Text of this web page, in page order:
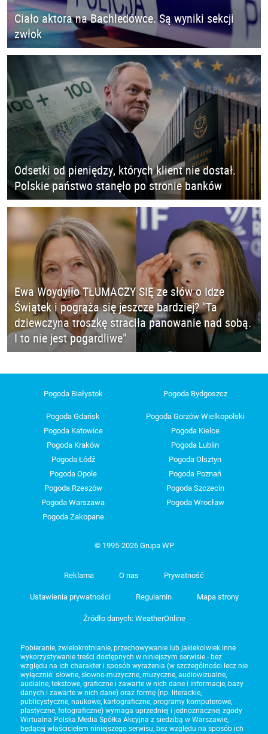
Ciało aktora na Bachledówce. Są wyniki sekcji
zwłok
Odsetki od pieniędzy, których klient nie dostał.
Polskie państwo stanęło po stronie banków
Ewa Woydyłło TŁUMACZY SIĘ ze słów o Idze
Świątek i pogrąża się jeszcze bardziej? "Ta
dziewczyna troszkę straciła panowanie nad sobą.
I to nie jest pogardliwe"
Pogoda Białystok Pogoda Bydgoszcz
Pogoda Gdańsk
Pogoda Gorzów Wielkopolski
Pogoda Katowice
Pogoda Kielce
Pogoda Kraków
Pogoda Lublin
Pogoda Łódź
Pogoda Olsztyn
Pogoda Opole
Pogoda Poznań
Pogoda Rzeszów
Pogoda Szczecin
Pogoda Warszawa
Pogoda Wrocław
Pogoda Zakopane
© 1995-2026 Grupa WP
Reklama O nas Prywatność
Ustawienia prywatności Regulamin Mapa strony
Źródło danych: WeatherOnline
Pobieranie, zwielokrotnianie, przechowywanie lub jakiekolwiek inne
wykorzystywanie treści dostępnych w niniejszym serwisie - bez
względu na ich charakter i sposób wyrażenia (w szczególności lecz nie
wyłącznie: słowne, słowno-muzyczne, muzyczne, audiowizualne,
audialne, tekstowe, graficzne i zawarte w nich dane i informacje, bazy
danych i zawarte w nich dane) oraz formę (np. literackie,
publicystyczne, naukowe, kartograficzne, programy komputerowe,
plastyczne, fotograficzne) wymaga uprzedniej i jednoznacznej zgody
Wirtualna Polska Media Spółka Akcyjna z siedzibą w Warszawie,
będącej właścicielem niniejszego serwisu, bez względu na sposób ich